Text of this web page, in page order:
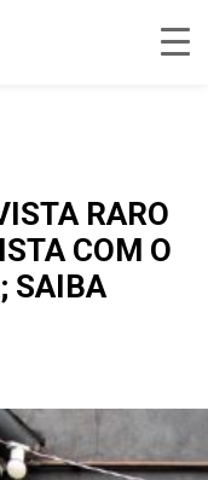
RARO
COM O
SAIBA